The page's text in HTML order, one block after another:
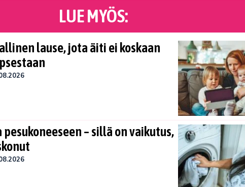
LUE MYÖS:
lause, jota äiti ei koskaan
pesukoneeseen – sillä on vaikutus,